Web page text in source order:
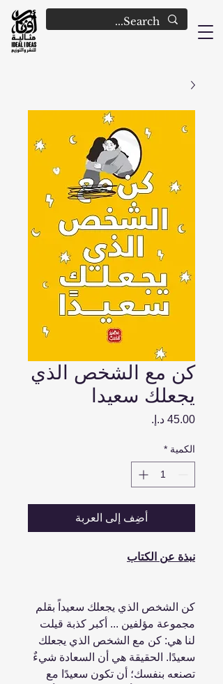
كن مع الشخص الذي
يجعلك سعيدا
الكمية *
أضِف إلى العربة
نبذة عن الكتاب
كن الشخص الذي يجعلك سعيداً بقلم
مجموعة مؤلفين ... أكبر كذبة قيلت
لنا هي: كن مع الشخص الذي يجعلك
سعيدًا. الحقيقة هي أن السعادة شيءٌ
‏تصنعه بنفسك؛ أن تكون سعيدًا مع